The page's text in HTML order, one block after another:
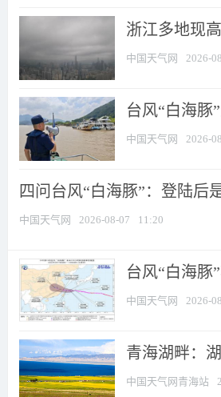
浙江多地现
中国天气网 2026-
台风“白海豚
中国天气网 2026-
四问台风“白海豚”：登陆后
中国天气网 2026-08-07 11:20
台风“白海豚
中国天气网 2026-
青海湖畔：
中国天气网青海站